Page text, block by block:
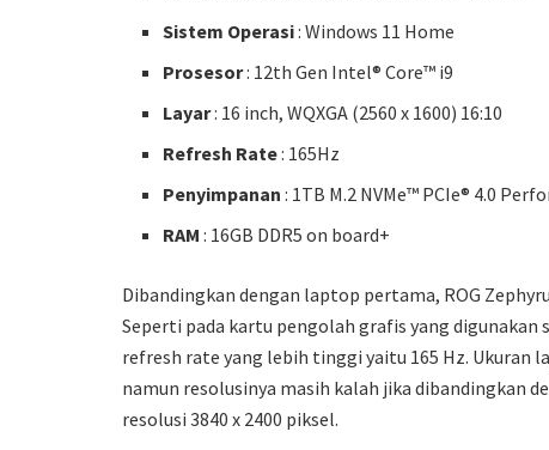
Sistem Operasi: Windows 11 Home
Prosesor: 12th Gen Intel® Core™ i9
Layar: 16 inch, WQXGA (2560 x 1600) 16:10
Refresh Rate: 165Hz
Penyimpanan : 1TB M.2 NVMe™ PCIe® 4.0
RAM : 16GB DDR5 on board+
Dibandingkan dengan laptop pertama, ROG
Seperti pada kartu pengolah grafis yang digunakan
refresh rate yang lebih tinggi yaitu 165 Hz. Ukuran
namun resolusinya masih kalah jika dibandingkan
resolusi 3840 x 2400 piksel.